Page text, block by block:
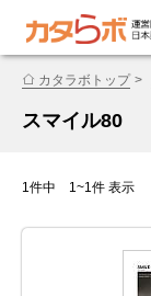
カタラボトップ
スマイル80
1件中 1~1件 表示